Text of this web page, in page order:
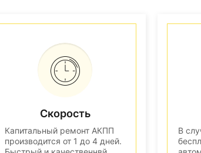
Скорость
Капитальный ремонт АКПП
производится от 1 до 4 дней.
В